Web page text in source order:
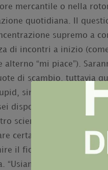
mercantile o nella
quotidiana. Il
supremo a
di incontri a inizio
alterno “mi piace”).
di scambio, tuttavia
sinon basa sulla
disposto a detrarre
scienziati di Harvard,
certain intenso
il fiorista affriola leva
“Usiamo la geometria